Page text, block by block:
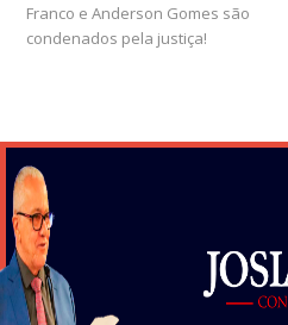
post:
Franco e Anderson Gomes são
condenados pela justiça!